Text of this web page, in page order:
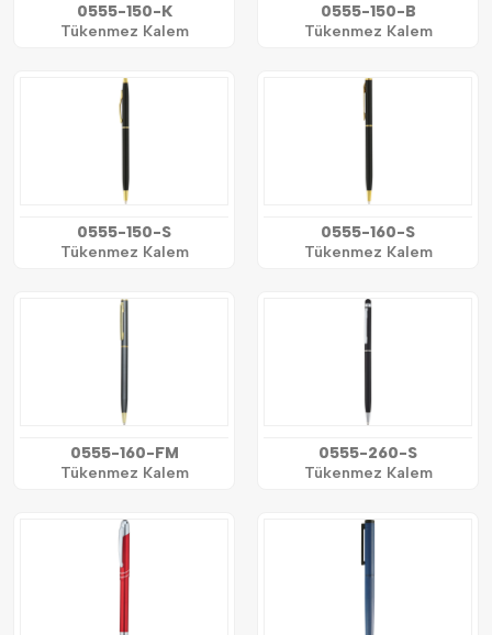
0555-150-K
Tükenmez Kalem
0555-150-B
Tükenmez Kalem
0555-150-S
Tükenmez Kalem
0555-160-S
Tükenmez Kalem
0555-160-FM
Tükenmez Kalem
0555-260-S
Tükenmez Kalem